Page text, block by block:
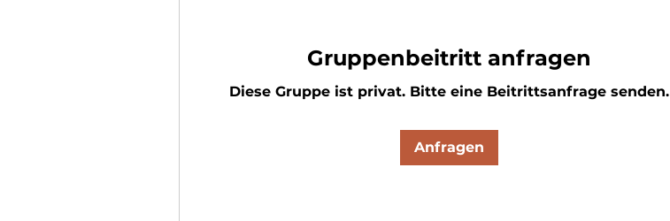
Gruppenbeitritt anfragen
Diese Gruppe ist privat. Bitte eine Beitrittsanfrage senden.
Anfragen